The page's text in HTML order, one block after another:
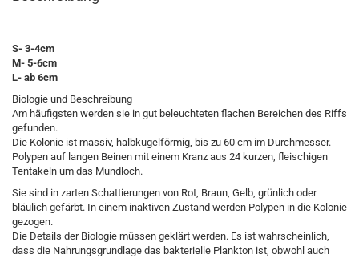
S- 3-4cm
M- 5-6cm
L- ab 6cm
Biologie und Beschreibung
Am häufigsten werden sie in gut beleuchteten flachen Bereichen des Riffs
gefunden.
Die Kolonie ist massiv, halbkugelförmig, bis zu 60 cm im Durchmesser.
Polypen auf langen Beinen mit einem Kranz aus 24 kurzen, fleischigen
Tentakeln um das Mundloch.
Sie sind in zarten Schattierungen von Rot, Braun, Gelb, grünlich oder
bläulich gefärbt. In einem inaktiven Zustand werden Polypen in die Kolonie
gezogen.
Die Details der Biologie müssen geklärt werden. Es ist wahrscheinlich,
dass die Nahrungsgrundlage das bakterielle Plankton ist, obwohl auch